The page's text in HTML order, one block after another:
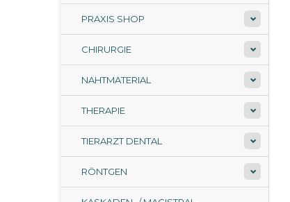
PRAXIS SHOP
CHIRURGIE
NAHTMATERIAL
THERAPIE
TIERARZT DENTAL
RÖNTGEN